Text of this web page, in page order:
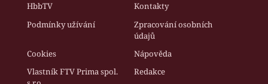
HbbTV
Kontakty
Podmínky užívání
Zpracování osobních
údajů
Cookies
Nápověda
Vlastník FTV Prima spol.
Redakce